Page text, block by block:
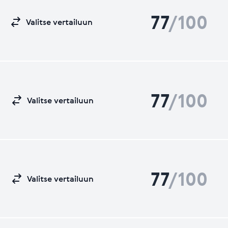
Valitse vertailuun 77/100
Valitse vertailuun 77/100
Valitse vertailuun 77/100